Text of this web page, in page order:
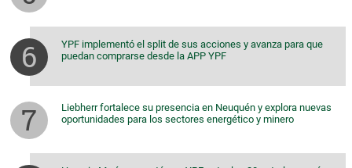
YPF implementó el split de sus acciones y avanza para que
puedan comprarse desde la APP YPF
Liebherr fortalece su presencia en Neuquén y explora nuevas
oportunidades para los sectores energético y minero